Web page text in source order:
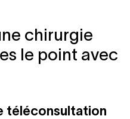
chirurgie
le point avec
téléconsultation